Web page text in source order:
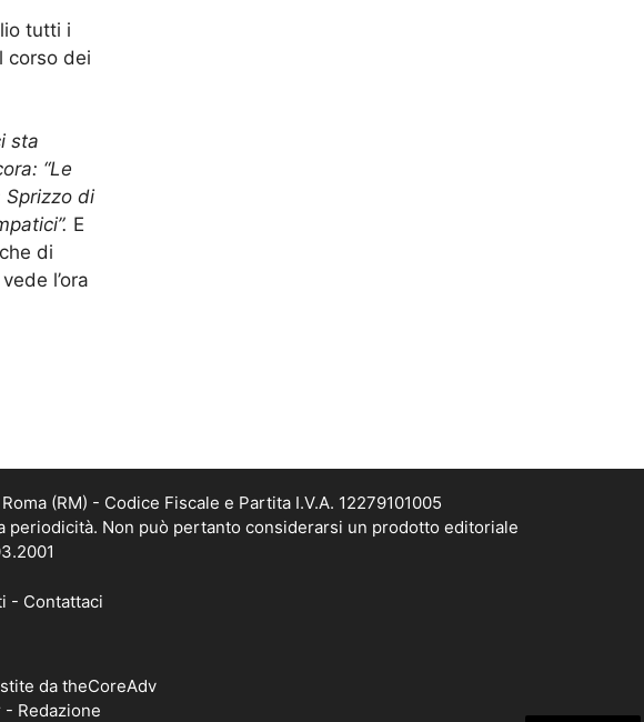
tutti i
corso dei
sta
“Le
Sprizzo di
E
di
l’ora
(RM) - Codice Fiscale e Partita I.V.A. 12279101005
periodicità. Non può pertanto considerarsi un prodotto editoriale
- Contattaci
da theCoreAdv
- Redazione